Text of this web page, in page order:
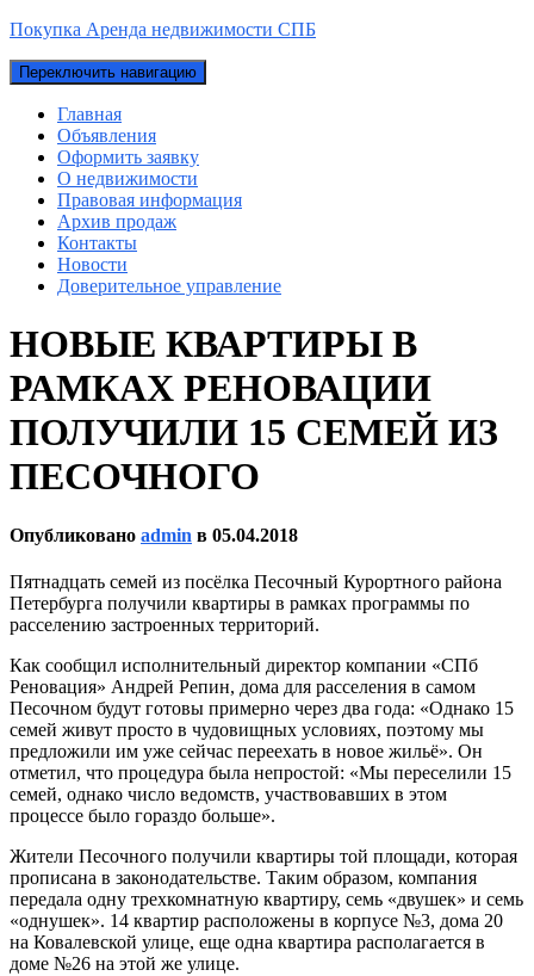
Покупка Аренда недвижимости СПБ
Переключить навигацию
Главная
Объявления
Оформить заявку
О недвижимости
Правовая информация
Архив продаж
Контакты
Новости
Доверительное управление
НОВЫЕ КВАРТИРЫ В
РАМКАХ РЕНОВАЦИИ
ПОЛУЧИЛИ 15 СЕМЕЙ ИЗ
ПЕСОЧНОГО
Опубликовано admin в 05.04.2018
Пятнадцать семей из посёлка Песочный Курортного района
Петербурга получили квартиры в рамках программы по
расселению застроенных территорий.
Как сообщил исполнительный директор компании «СПб
Реновация» Андрей Репин, дома для расселения в самом
Песочном будут готовы примерно через два года: «Однако 15
семей живут просто в чудовищных условиях, поэтому мы
предложили им уже сейчас переехать в новое жильё». Он
отметил, что процедура была непростой: «Мы переселили 15
семей, однако число ведомств, участвовавших в этом
процессе было гораздо больше».
Жители Песочного получили квартиры той площади, которая
прописана в законодательстве. Таким образом, компания
передала одну трехкомнатную квартиру, семь «двушек» и семь
«однушек». 14 квартир расположены в корпусе №3, дома 20
на Ковалевской улице, еще одна квартира располагается в
доме №26 на этой же улице.